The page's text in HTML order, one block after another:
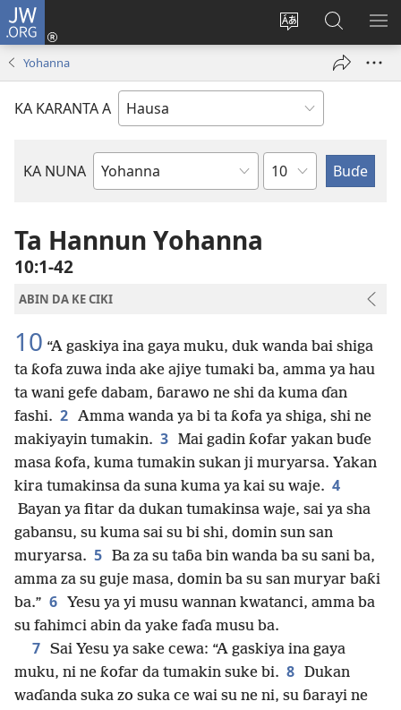
JW.ORG
Ka
dandalin
Ka
Shiga
window)
Bincika
JW.ORG
KA
Yohanna
KA KARANTA A
KA NUNA
Littattafan
Tsarki
Babi
Ta Hannun Yohanna
10:1-42
ABIN DA KE CIKI
10 “A gaskiya ina gaya muku, duk wanda bai shiga
ta ƙofa zuwa inda ake ajiye tumaki ba, amma ya hau
ta wani gefe dabam, ɓarawo ne shi da kuma ɗan
fashi. 2 Amma wanda ya bi ta ƙofa ya shiga, shi ne
makiyayin tumakin. 3 Mai gadin ƙofar yakan buɗe
masa ƙofa, kuma tumakin sukan ji muryarsa. Yakan
kira tumakinsa da suna kuma ya kai su waje. 4
Bayan ya fitar da dukan tumakinsa waje, sai ya sha
gabansu, su kuma sai su bi shi, domin sun san
muryarsa. 5 Ba za su taɓa bin wanda ba su sani ba,
amma za su guje masa, domin ba su san muryar baƙi
ba.” 6
Yesu ya yi musu wannan kwatanci, amma ba
su fahimci abin da yake faɗa musu ba.
7 Sai Yesu ya sake cewa: “A gaskiya ina gaya
muku, ni ne ƙofar da tumakin suke bi. 8 Dukan
waɗanda suka zo suka ce wai su ne ni, su ɓarayi ne